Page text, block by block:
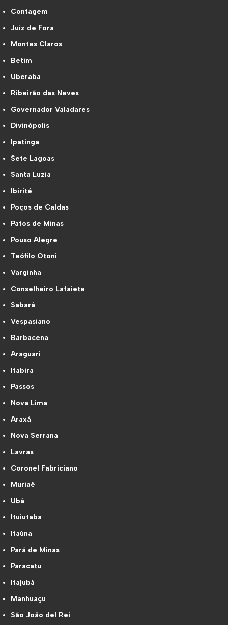
Contagem
Juiz de Fora
Montes Claros
Betim
Uberaba
Ribeirão das Neves
Governador Valadares
Divinópolis
Ipatinga
Sete Lagoas
Santa Luzia
Ibirité
Poços de Caldas
Patos de Minas
Pouso Alegre
Teófilo Otoni
Varginha
Conselheiro Lafaiete
Sabará
Vespasiano
Barbacena
Araguari
Itabira
Passos
Nova Lima
Araxá
Nova Serrana
Lavras
Coronel Fabriciano
Muriaé
Ubá
Ituiutaba
Itaúna
Pará de Minas
Paracatu
Itajubá
Manhuaçu
São João del Rei